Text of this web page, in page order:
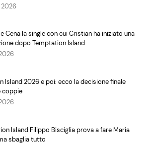
Cena la single con cui Cristian ha iniziato una
dopo Temptation Island
Island 2026 e poi: ecco la decisione finale
coppie
Island Filippo Bisciglia prova a fare Maria
sbaglia tutto